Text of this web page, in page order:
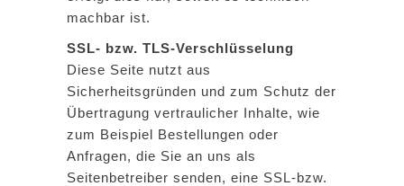
machbar ist.
SSL- bzw. TLS-Verschlüsselung
Diese Seite nutzt aus
Sicherheitsgründen und zum Schutz der
Übertragung vertraulicher Inhalte, wie
zum Beispiel Bestellungen oder
Anfragen, die Sie an uns als
Seitenbetreiber senden, eine SSL-bzw.